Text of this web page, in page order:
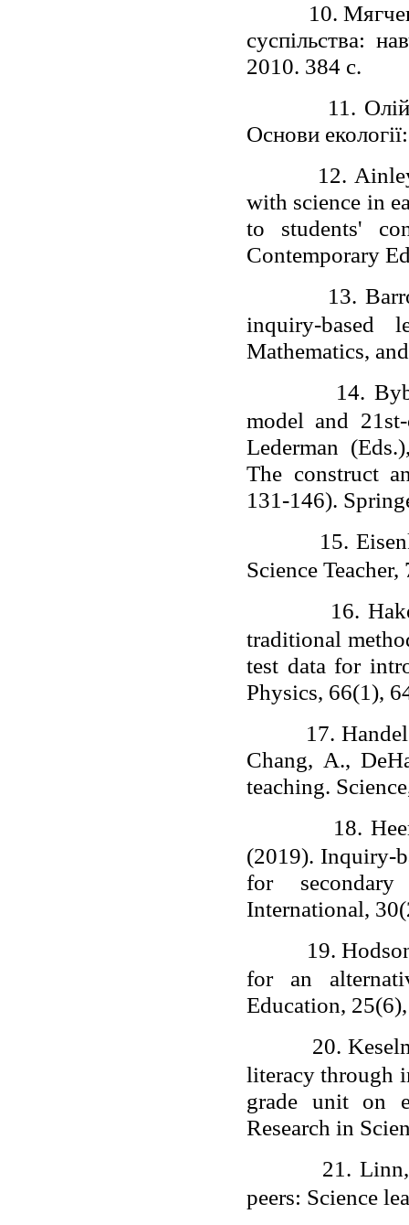
10.
суспільства:
2010. 384 с.
11.
Основи
12.
with science in
to students'
Contemporary
13.
inquiry-based
Mathematics,
14.
model and
Lederman
The construct
131-146).
15.
Science
16.
traditional
test data for
Physics, 66(1),
17.
Chang, A.,
teaching.
18.
(2019). Inquiry-
for secondary
International,
19.
for an
Education,
20.
literacy through
grade unit on
Research in
21.
peers: Science